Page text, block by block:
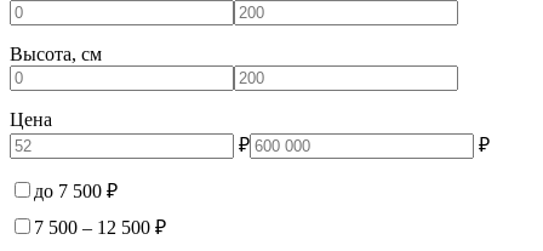
Высота, см
Цена
₽
₽
до 7 500 ₽
7 500 – 12 500 ₽